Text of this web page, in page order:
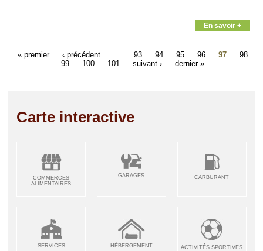
En savoir +
« premier ‹ précédent 93 94 95 96 97
98
99
100 101 suivant › dernier »
Carte interactive
COMMERCES
ALIMENTAIRES
GARAGES CARBURANT
SERVICES HÉBERGEMENT ACTIVITÉS SPORTIVES